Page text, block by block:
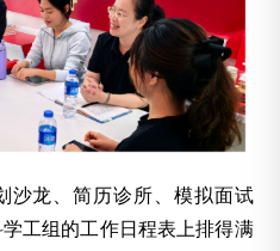
沙龙、简历诊所、模拟面试
工组的工作日程表上排得满